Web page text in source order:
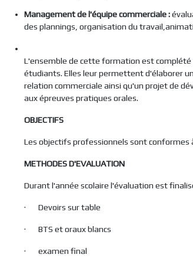
Management de l'équipe commerciale :
des plannings, organisation du
L'ensemble de cette formation est
étudiants. Elles leur permettent d'élaborer
relation commerciale ainsi qu'un projet de
aux épreuves pratiques orales.
OBJECTIFS
Les objectifs professionnels sont conformes
METHODES D'EVALUATION
Durant l'année scolaire l'évaluation est
· Devoirs sur table
· BTS et oraux blancs
· examen final